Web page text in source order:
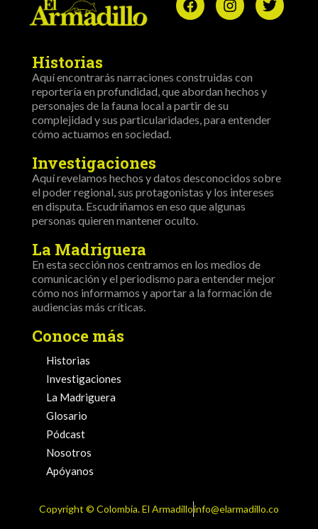
Historias
Aquí encontrarás narraciones construidas con
reportería en profundidad, que abordan hechos y
personajes de la fauna local a partir de su
complejidad y sus particularidades, para entender
cómo actuamos en sociedad.
Investigaciones
Aquí revelamos hechos y datos desconocidos sobre
el poder regional, sus protagonistas y los intereses
en disputa. Escudriñamos en eso que algunas
personas quieren mantener oculto.
La Madriguera
En esta sección nos centramos en los medios de
comunicación y el periodismo para entender mejor
cómo nos informamos y aportar a la formación de
audiencias más críticas.
Conoce más
Historias
Investigaciones
La Madriguera
Glosario
Pódcast
Nosotros
Apóyanos
Copyright ©️ Colombia. El Armadilloinfo@elarmadillo.co